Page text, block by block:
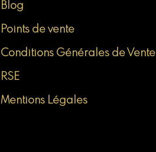
Blog
Points de vente
Conditions Générales de Vente
RSE
Mentions Légales